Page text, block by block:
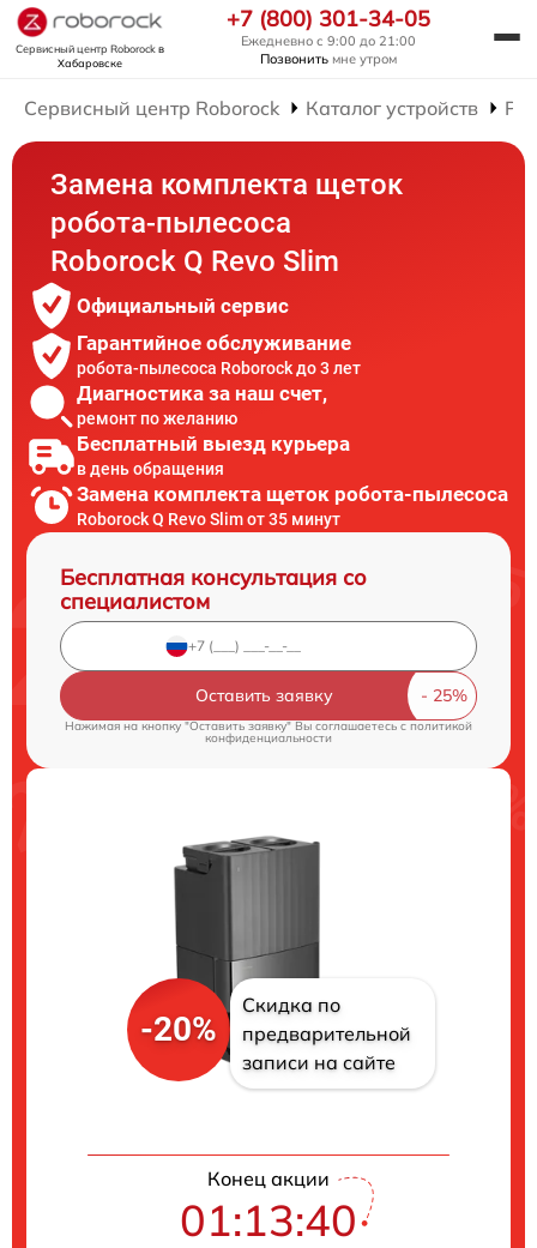
Сервисный центр Roborockв
Хабаровске
+7 (800) 301-34-05
Ежедневно с 9:00 до 21:00
Позвонить мне утром
Сервисный центр Roborock Каталог устройств
Замена комплекта щеток
робота-пылесоса
Roborock Q Revo Slim
Официальный сервис
Гарантийное обслуживание
робота-пылесоса Roborock до 3 лет
Диагностика за наш счет,
ремонт по желанию
Бесплатный выезд курьера
в день обращения
Замена комплекта щеток робота-пылесоса
Roborock Q Revo Slim от 35 минут
Бесплатная консультация со
специалистом
Оставить заявку
Нажимая на кнопку "Оставить заявку" Вы соглашаетесь cполитикой
конфиденциальности
-20%
Скидка по
предварительной
записи на сайте
Конец акции
01:13:39